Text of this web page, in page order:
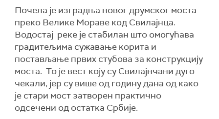
Почела је изградња новог друмског моста
преко Велике Мораве код Свилајнца.
Водостај реке је стабилан што омогућава
градитељима сужавање корита и
постављање првих стубова за конструкцију
моста. То је вест коју су Свилајнчани дуго
чекали, јер су више од годину дана од како
је стари мост затворен практично
одсечени од остатка Србије.